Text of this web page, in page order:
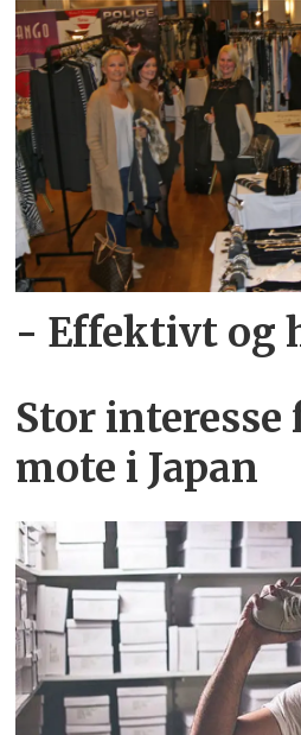
- Effektivt og
Stor
mote i Japan